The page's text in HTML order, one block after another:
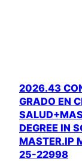
2026.43
GRADO EN
DEGREE IN
MASTER.IP
25-22998